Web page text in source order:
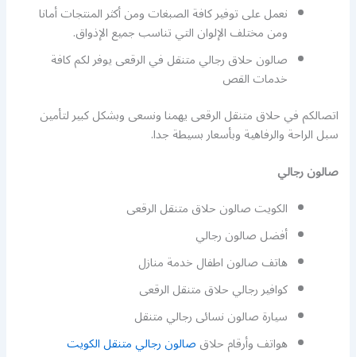
نعمل على توفير كافة الصبغات ومن أكثر المنتجات أمانا
ومن مختلف الإلوان التي تناسب جميع الإذواق.
صالون حلاق رجالي متنقل في الرقعى يوفر لكم كافة
خدمات القص
اتصالكم في حلاق متنقل الرقعى يهمنا ونسعى وبشكل كبير لتأمين
سبل الراحة والرفاهية وبأسعار بسيطة جدا.
صالون رجالي
الكويت صالون حلاق متنقل الرقعى
أفضل صالون رجالي
هاتف صالون اطفال خدمة منازل
كوافير رجالي حلاق متنقل الرقعى
سيارة صالون نسائى رجالي متنقل
هواتف وأرقام حلاقصالون رجالي متنقل الكويت